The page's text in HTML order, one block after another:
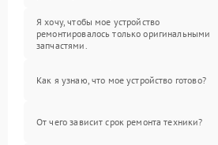
Я хочу, чтобы мое устройство
ремонтировалось только оригинальными
запчастями.
Как я узнаю, что мое устройство готово?
От чего зависит срок ремонта техники?